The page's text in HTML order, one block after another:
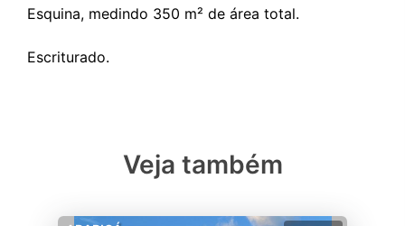
Esquina, medindo 350 m² de área total.
Veja também